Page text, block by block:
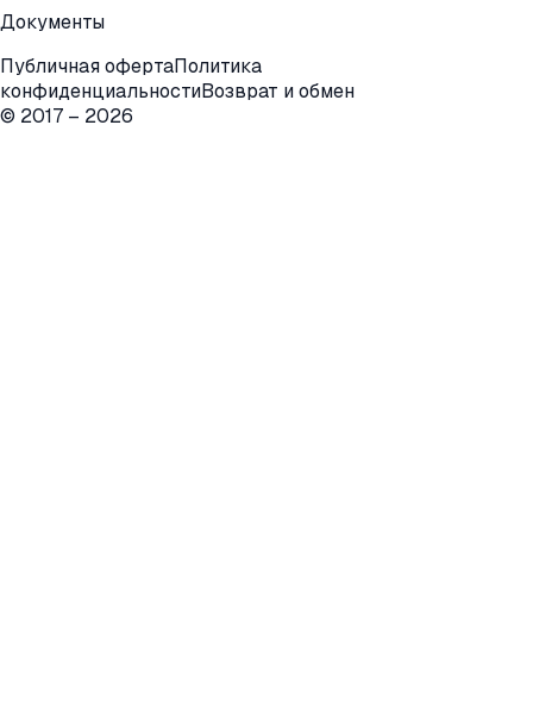
Документы
Публичная офертаПолитика
конфиденциальностиВозврат и обмен
© 2017 – 2026